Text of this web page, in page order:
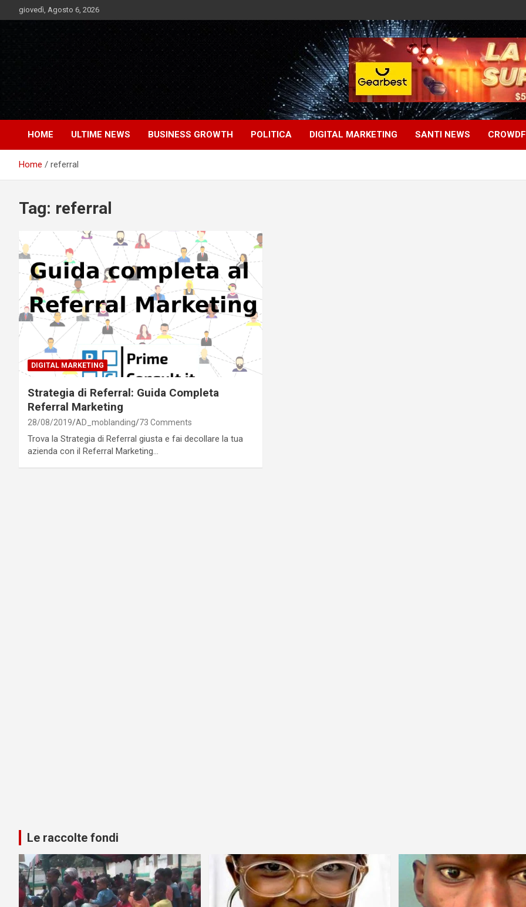
to
giovedì, Agosto 6, 2026
Market News
Notizie Bomba dall'Italia e dal Mondo
HOME ULTIME NEWS BUSINESS GROWTH POLITICA DIGITAL MARKETING SANTI NEWS
Home referral
Tag: referral
DIGITAL MARKETING
Strategia di Referral: Guida Completa
Referral Marketing
28/08/2019 AD_moblanding 73 Comments
Trova la Strategia di Referral giusta e fai decollare la tua
azienda con il Referral Marketing…
Le raccolte fondi